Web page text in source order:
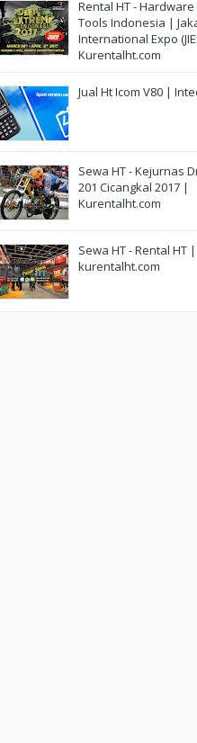
Rental HT - Hardware
Tools Indonesia |
International Expo
Kurentalht.com
Jual Ht Icom V80 |
Sewa HT - Kejurnas
201 Cicangkal 2017 |
Kurentalht.com
Sewa HT - Rental HT |
kurentalht.com